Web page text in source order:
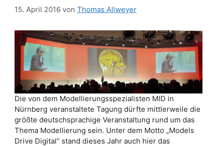
15. April 2016 von Thomas Allweyer
Die von dem Modellierungsspezialisten MID in
Nürnberg veranstaltete Tagung dürfte mittlerweile die
größte deutschsprachige Veranstaltung rund um das
Thema Modellierung sein. Unter dem Motto „Models
Drive Digital“ stand dieses Jahr auch hier das